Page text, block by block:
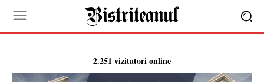
2.251 vizitatori online